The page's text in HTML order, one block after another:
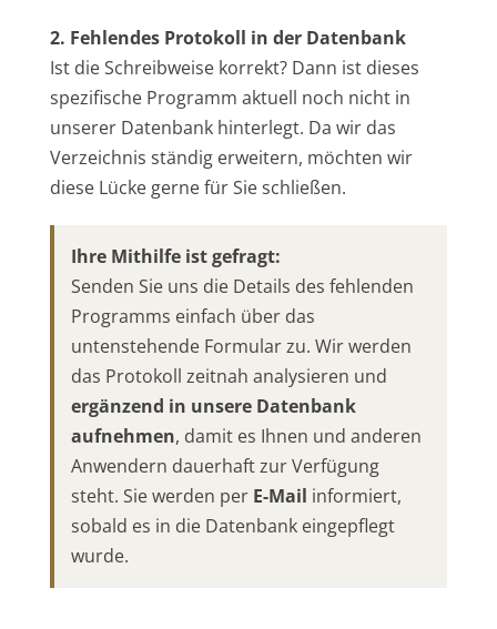
2. Fehlendes Protokoll in der Datenbank
Ist die Schreibweise korrekt? Dann ist dieses
spezifische Programm aktuell noch nicht in
unserer Datenbank hinterlegt. Da wir das
Verzeichnis ständig erweitern, möchten wir
diese Lücke gerne für Sie schließen.
Ihre Mithilfe ist gefragt:
Senden Sie uns die Details des fehlenden
Programms einfach über das
untenstehende Formular zu. Wir werden
das Protokoll zeitnah analysieren und
ergänzend in unsere Datenbank
aufnehmen, damit es Ihnen und anderen
Anwendern dauerhaft zur Verfügung
steht. Sie werden per E-Mail informiert,
sobald es in die Datenbank eingepflegt
wurde.